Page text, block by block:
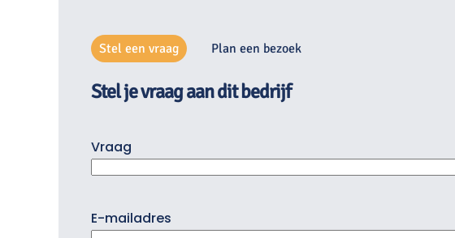
Stel een vraag Plan een bezoek
Stel je vraag aan dit bedrijf
Vraag
E-mailadres